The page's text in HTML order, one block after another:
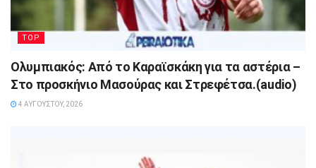
TOP
Ολυμπιακός: Από το Καραϊσκάκη για τα αστέρια –
Στο προσκήνιο Μασούρας και Στρεφέτσα.(audio)
4 ΑΥΓΟΎΣΤΟΥ, 2026